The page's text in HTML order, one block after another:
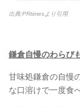
出典:PRtimesより引用
鎌倉自慢のわらび
甘味処鎌倉の自慢
な口溶けで一度食